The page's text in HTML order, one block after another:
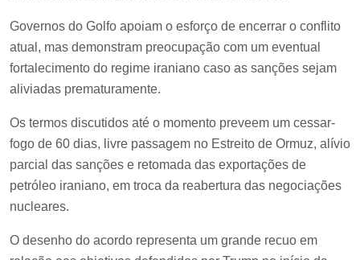
Governos do Golfo apoiam o esforço de encerrar o conflito
atual, mas demonstram preocupação com um eventual
fortalecimento do regime iraniano caso as sanções sejam
aliviadas prematuramente.
Os termos discutidos até o momento preveem um cessar-
fogo de 60 dias, livre passagem no Estreito de Ormuz, alívio
parcial das sanções e retomada das exportações de
petróleo iraniano, em troca da reabertura das negociações
nucleares.
O desenho do acordo representa um grande recuo em